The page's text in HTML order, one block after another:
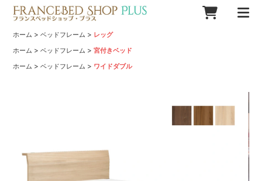
ホーム >ベッドフレーム > レッグ
ホーム >ベッドフレーム >宮付きベッド
ホーム >ベッドフレーム > ワイドダブル